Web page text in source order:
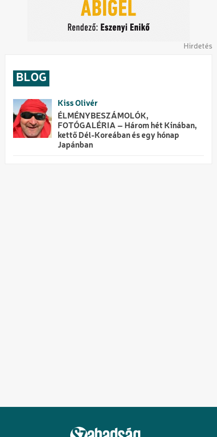
Hirdetés
BLOG
Kiss Olivér
ÉLMÉNYBESZÁMOLÓK,
FOTÓGALÉRIA – Három hét Kínában,
kettő Dél-Koreában és egy hónap
Japánban